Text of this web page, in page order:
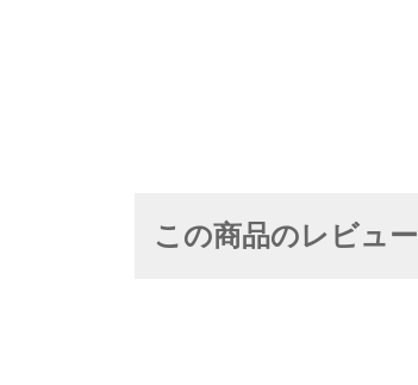
この商品のレビュー